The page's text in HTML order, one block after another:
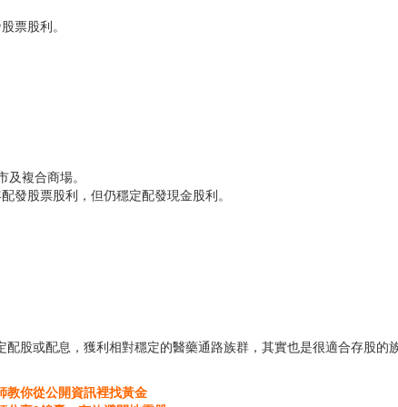
票股利。
複合商場。
發股票股利，但仍穩定配發現金股利。
股或配息，獲利相對穩定的醫藥通路族群，其實也是很適合存股的
教你從公開資訊裡找黃金